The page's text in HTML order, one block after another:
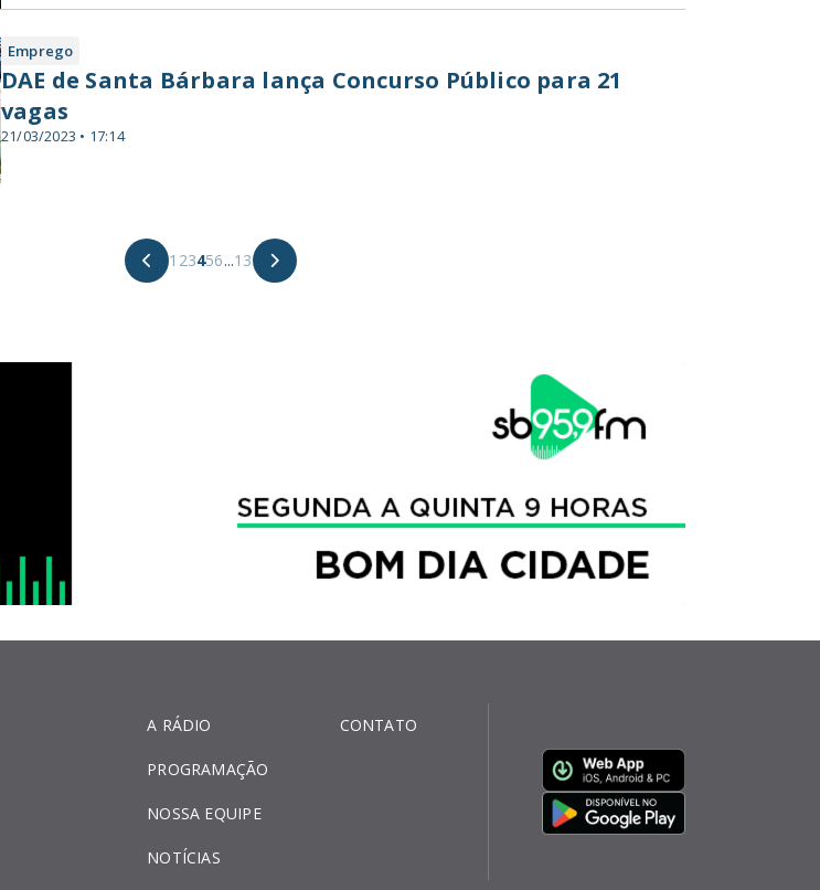
Emprego
21/03/2023 • 17:14
DAE de Santa Bárbara lança Concurso Público para 21
vagas
1 23456...13
A RÁDIO
PROGRAMAÇÃO
NOSSA EQUIPE
NOTÍCIAS
CONTATO